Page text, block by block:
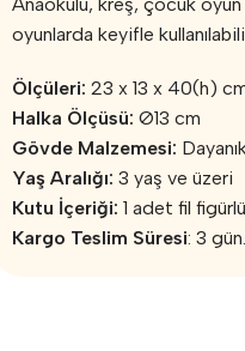
oyunlarda keyifle
Ölçüleri: 23 x 13 x 40(h)
Halka Ölçüsü: Ø13 cm
Gövde Malzemesi:
Yaş Aralığı: 3 yaş ve üzeri
Kutu İçeriği: 1 adet fil
Kargo Teslim Süresi: 3 gün.